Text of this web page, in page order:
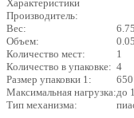
Характеристики
Производитель:
Вес:
6.75
Объем:
Количество мест:
1
Количество в упаковке: 4
Размер упаковки 1:
Максимальная нагрузка:до
Тип механизма: